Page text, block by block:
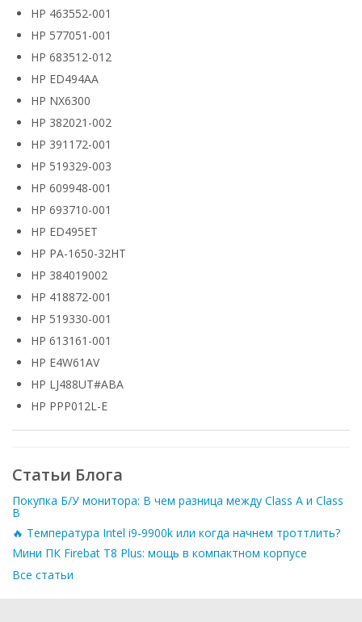
HP 463552-001
HP 577051-001
HP 683512-012
HP ED494AA
HP NX6300
HP 382021-002
HP 391172-001
HP 519329-003
HP 609948-001
HP 693710-001
HP ED495ET
HP PA-1650-32HT
HP 384019002
HP 418872-001
HP 519330-001
HP 613161-001
HP E4W61AV
HP LJ488UT#ABA
HP PPP012L-E
Статьи Блога
Покупка Б/У монитора: В чем разница между Class A и Class
B
🔥 Температура Intel i9-9900k или когда начнем троттлить?
Мини ПК Firebat T8 Plus: мощь в компактном корпусе
Все статьи